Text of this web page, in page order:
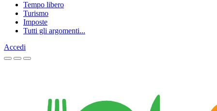
Tempo libero
Turismo
Imposte
Tutti gli argomenti...
Accedi
Homepage